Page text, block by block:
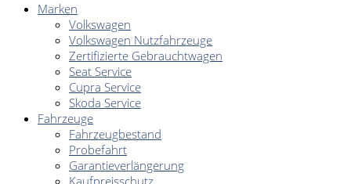
Marken
Volkswagen
Volkswagen Nutzfahrzeuge
Zertifizierte Gebrauchtwagen
Seat Service
Cupra Service
Skoda Service
Fahrzeuge
Fahrzeugbestand
Probefahrt
Garantieverlängerung
Kaufpreisschutz